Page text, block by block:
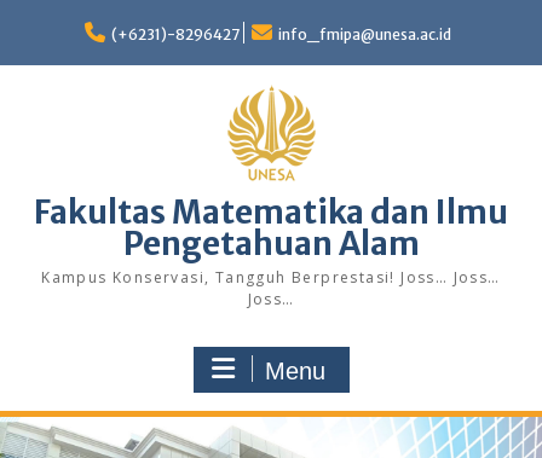
content
(+6231)-8296427 info_fmipa@unesa.ac.id
Fakultas Matematika dan Ilmu
Pengetahuan Alam
Kampus Konservasi, Tangguh Berprestasi! Joss… Joss…
Joss…
Menu